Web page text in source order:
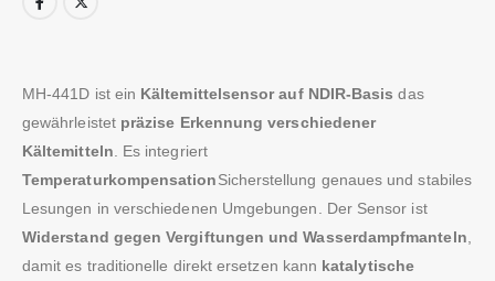
MH-441D ist ein Kältemittelsensor auf NDIR-Basis das
gewährleistet präzise Erkennung verschiedener
Kältemitteln . Es integriert
TemperaturkompensationSicherstellung genaues und stabiles
Lesungen in verschiedenen Umgebungen. Der Sensor ist
Widerstand gegen Vergiftungen und Wasserdampfmanteln
damit es traditionelle direkt ersetzen kann katalytische